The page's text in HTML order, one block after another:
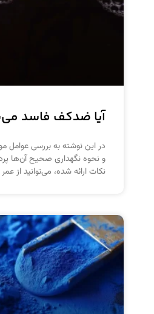
آیا ضدکف فاسد
در این نوشته به بررسی عوامل
و نحوه نگهداری صحیح آن‌ها
نکات ارائه شده، می‌توانید از